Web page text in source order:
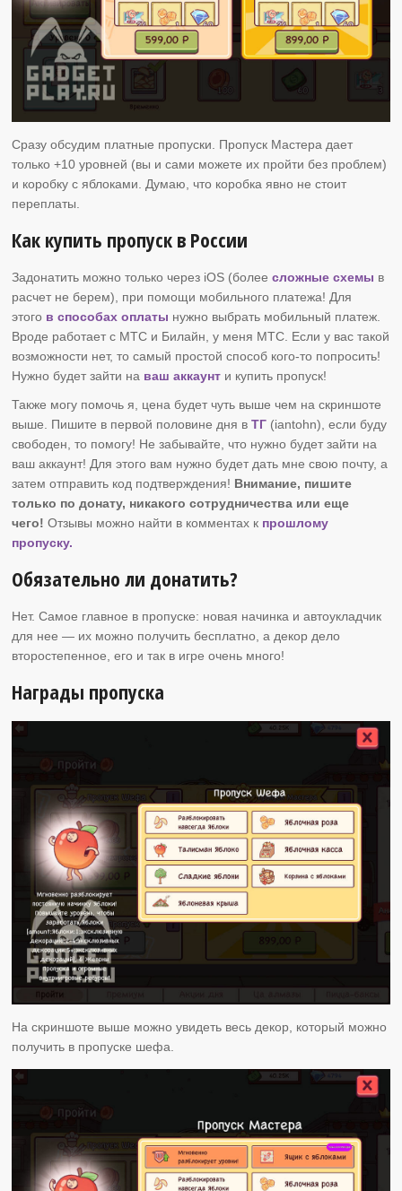
Сразу обсудим платные пропуски. Пропуск Мастера дает
только +10 уровней (вы и сами можете их пройти без проблем)
и коробку с яблоками. Думаю, что коробка явно не стоит
переплаты.
Как купить пропуск в России
Задонатить можно только через iOS (болеесложные схемы в
расчет не берем), при помощи мобильного платежа! Для
этого в способах оплаты нужно выбрать мобильный платеж.
Вроде работает с МТС и Билайн, у меня МТС. Если у вас такой
возможности нет, то самый простой способ кого-то попросить!
Нужно будет зайти на ваш аккаунт и купить пропуск!
Также могу помочь я, цена будет чуть выше чем на скриншоте
выше. Пишите в первой половине дня вТГ (iantohn), если буду
свободен, то помогу! Не забывайте, что нужно будет зайти на
ваш аккаунт! Для этого вам нужно будет дать мне свою почту, а
затем отправить код подтверждения! Внимание, пишите
только по донату, никакого сотрудничества или еще
чего!Отзывы можно найти в комментах к прошлому
пропуску.
Обязательно ли донатить?
Нет. Самое главное в пропуске: новая начинка и автоукладчик
для нее — их можно получить бесплатно, а декор дело
второстепенное, его и так в игре очень много!
Награды пропуска
На скриншоте выше можно увидеть весь декор, который можно
получить в пропуске шефа.